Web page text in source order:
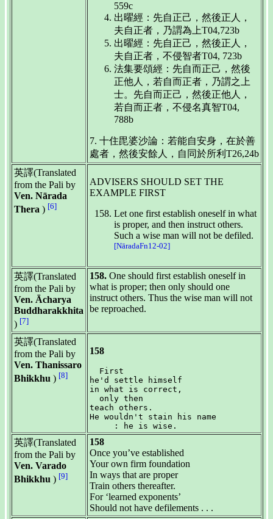
559c
出曜經：先自正己，然後正人，
夫自正者，乃謂為上T04,723b
出曜經：先自正己，然後正人，
夫自正者，不侵智者T04, 723b
法集要頌經：先自而正己，然後
正他人，若自而正者，乃謂之上
士。先自而正己，然後正他人，
若自而正者，不侵名真智T04,
788b
7. 十住毘婆沙論：若能自安身，在於善
處者，然後安餘人，自同於所利T26,24b
英譯(Translated
from the Pali by
Ven. Nārada
Thera ) [6]
ADVISERS SHOULD SET THE
EXAMPLE FIRST
Let one first establish oneself in what
is proper, and then instruct others.
Such a wise man will not be defiled.
[NāradaFn12-02]
英譯(Translated
from the Pali by
Ven. Ācharya
Buddharakkhita
) [7]
158. One should first establish oneself in
what is proper; then only should one
instruct others. Thus the wise man will not
be reproached.
英譯(Translated
from the Pali by
Ven. Thanissaro
Bhikkhu ) [8]
158
  First
he'd settle himself
in what is correct,
  only then
teach others.
He wouldn't stain his name
英譯(Translated
from the Pali by
Ven. Varado
Bhikkhu ) [9]
158
Once you’ve established
Your own firm foundation
In ways that are proper
Train others thereafter.
For ‘learned exponents’
Should not have defilements . . .